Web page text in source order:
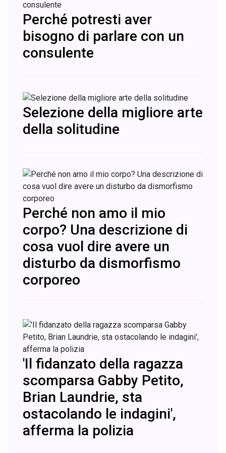
Perché potresti aver
bisogno di parlare con un
consulente
Selezione della migliore arte
della solitudine
Perché non amo il mio
corpo? Una descrizione di
cosa vuol dire avere un
disturbo da dismorfismo
corporeo
'Il fidanzato della ragazza
scomparsa Gabby Petito,
Brian Laundrie, sta
ostacolando le indagini',
afferma la polizia